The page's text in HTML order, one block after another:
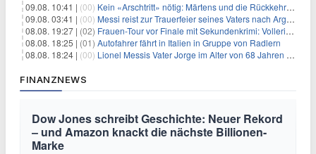
09.08. 10:41 | (00) Kein «Arschtritt» nötig: Märtens und die Rückkehr nach Paris
09.08. 03:41 | (00) Messi reist zur Trauerfeier seines Vaters nach Argentinien
08.08. 19:27 | (02) Frauen-Tour vor Finale mit Sekundenkrimi: Vollering in Gelb
08.08. 18:25 | (01) Autofahrer fährt in Italien in Gruppe von Radlern
08.08. 18:24 | (00) Lionel Messis Vater Jorge im Alter von 68 Jahren gestorben
FINANZNEWS
Dow Jones schreibt Geschichte: Neuer Rekord
– und Amazon knackt die nächste Billionen-
Marke